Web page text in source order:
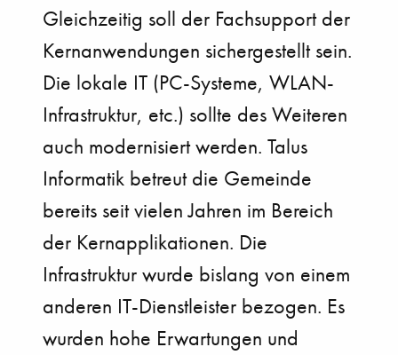
Gleichzeitig soll der Fachsupport der
Kernanwendungen sichergestellt sein.
Die lokale IT (PC-Systeme, WLAN-
Infrastruktur, etc.) sollte des Weiteren
auch modernisiert werden. Talus
Informatik betreut die Gemeinde
bereits seit vielen Jahren im Bereich
der Kernapplikationen. Die
Infrastruktur wurde bislang von einem
anderen IT-Dienstleister bezogen. Es
wurden hohe Erwartungen und